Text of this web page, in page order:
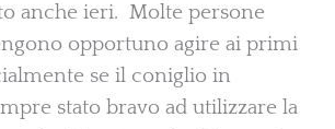
anche ieri. Molte persone
opportuno agire ai primi
se il coniglio in
stato bravo ad utilizzare la